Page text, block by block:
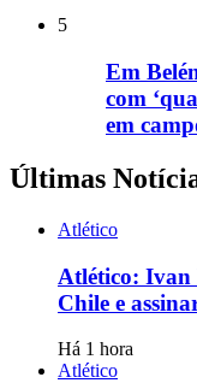
5
Em
com
em
Últimas
Atlético
Atlético: Ivan
Chile e
Há 1 hora
Atlético